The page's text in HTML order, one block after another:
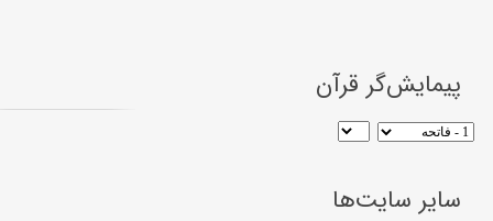
پیمایش‌گر قرآن
سایر سایت‌ها